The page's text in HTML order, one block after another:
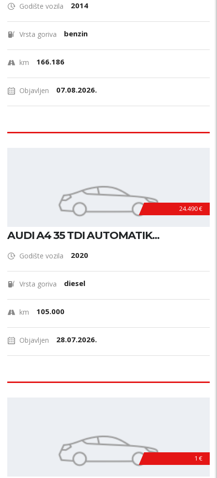
Godište vozila 2014
Vrsta goriva benzin
km 166.186
Objavljen 07.08.2026.
24.490 €
AUDI A4 35 TDI AUTOMATIK...
Godište vozila 2020
Vrsta goriva diesel
km 105.000
Objavljen 28.07.2026.
1 €